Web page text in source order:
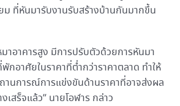
ม ที่หันมารับงานรับสร้างบ้านกันมากขึ้น
าอาคารสูง มีการปรับตัวด้วยการหันมา
กอาศัยในราคาที่ต่ำกว่าราคาตลาด ทำให้
นการณ์การแข่งขันด้านราคาที่อาจส่งผล
สร็จแล้ว” นายโอฬาร กล่าว